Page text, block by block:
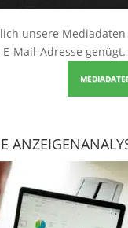
unsere Mediadaten
E-Mail-Adresse genügt.